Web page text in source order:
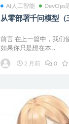
AI人工智能 DevOps
从零部署千问模型
前言 在上一篇中，我们
如果你只是想在本...
2 月前 0